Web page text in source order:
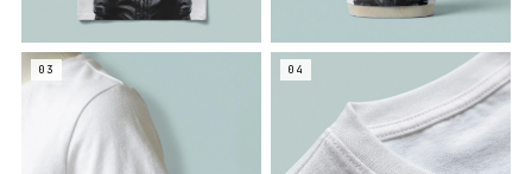
03 04